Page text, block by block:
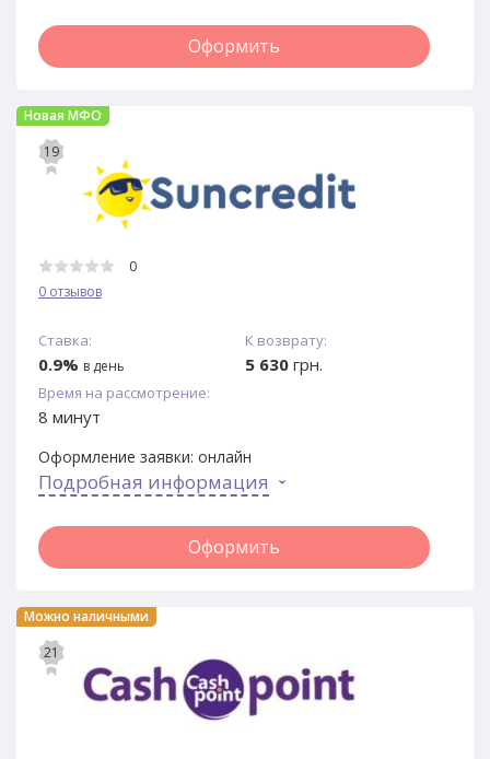
Оформить
Новая МФО
19
0
0 отзывов
Ставка:
0.9% в день
К возврату:
5 630 грн.
Время на рассмотрение:
8 минут
Оформление заявки: онлайн
Подробная информация
Оформить
Можно наличными
21